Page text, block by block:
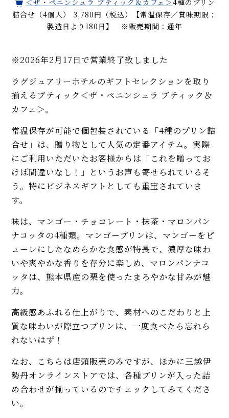
詰合せ（4個入） 3,780円（税込）【常温保存／賞味期限：
製造日より180日】 ※販売期間：通年
※2026年2月17日で営業終了致しました
ラグジュアリーホテルのギフトセレクションを取り
揃えるブティック＜ザ・ペニンシュラ ブティック＆
カフェ＞。
常温保存が可能で個包装されている「4種のプリン詰
合せ」は、贈り物として人気の定番アイテム。実際
にご利用いただいたお客様からは「これを贈ってお
けば間違いなし！」というお声も寄せられているそ
う。特にビジネスギフトとしても重宝されていま
す。
味は、マンゴー・チョコレート・抹茶・マロンパン
ナコッタの4種類。マンゴープリンは、マンゴーをピ
ューレにしたなめらかな食感が特長で、濃厚な味わ
いや爽やかな香りを存分に楽しめ、マロンパンナコ
ッタは、熊本県産の栗を使ったまろやかな甘みが魅
力。
高級感あふれる仕上がりで、素材へのこだわりと上
質な味わいが際立つプリンは、一度食べたら忘れら
れないはず！
なお、こちらは店頭販売のみですが、ほかに三越伊
勢丹オンラインストアでは、各種プリンが入った詰
め合わせが揃っているのでチェックしてみてくださ
い。